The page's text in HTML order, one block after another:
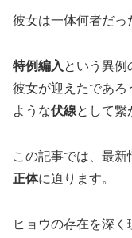
彼女は一体何者だっ
特例編入 という異例
彼女が迎えたであろ
ような伏線として繋
この記事では、最
正体に迫ります。
ヒョウの存在を深